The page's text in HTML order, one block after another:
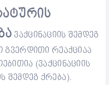
ვაქცინაციის შემდეგ
გვერდითი რეაქციაა
(ვაქცინაციის
შემდეგ ქრება).